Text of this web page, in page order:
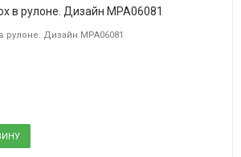
в рулоне. Дизайн MPA06081
рулоне. Дизайн MPA06081